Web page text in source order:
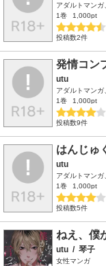
アダルトマン
1巻
1,000pt
投稿数2件
発情コン
utu
アダルトマン
1巻
1,000pt
投稿数9件
はんじゅ
utu
アダルトマン
1巻
1,000pt
投稿数5件
ねえ、僕
utu / 琴子
女性マンガ